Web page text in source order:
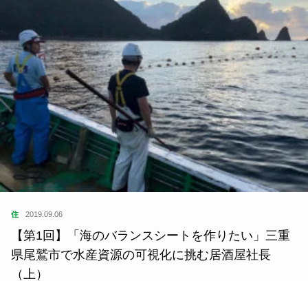
住 2019.09.06
【第1回】「海のバランスシートを作りたい」三重
県尾鷲市で水産資源の可視化に挑む居酒屋社長
（上）